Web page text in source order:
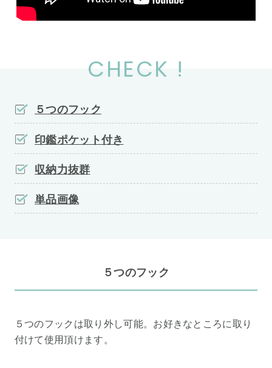
CHECK !
５つのフック
印鑑ポケット付き
収納力抜群
単品画像
５つのフック
５つのフックは取り外し可能。お好きなところに取り
付けて使用頂けます。